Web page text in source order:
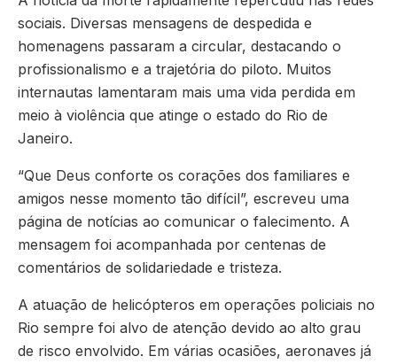
sociais. Diversas mensagens de despedida e
homenagens passaram a circular, destacando o
profissionalismo e a trajetória do piloto. Muitos
internautas lamentaram mais uma vida perdida em
meio à violência que atinge o estado do Rio de
Janeiro.
“Que Deus conforte os corações dos familiares e
amigos nesse momento tão difícil”, escreveu uma
página de notícias ao comunicar o falecimento. A
mensagem foi acompanhada por centenas de
comentários de solidariedade e tristeza.
A atuação de helicópteros em operações policiais no
Rio sempre foi alvo de atenção devido ao alto grau
de risco envolvido. Em várias ocasiões, aeronaves já